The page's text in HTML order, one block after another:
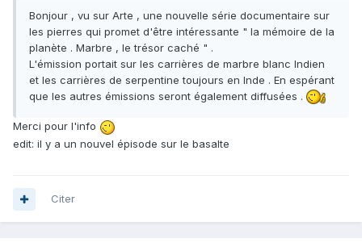
Bonjour , vu sur Arte , une nouvelle série documentaire sur
les pierres qui promet d'être intéressante " la mémoire de la
planète . Marbre , le trésor caché " .
L'émission portait sur les carrières de marbre blanc Indien
et les carrières de serpentine toujours en Inde . En espérant
que les autres émissions seront également diffusées .
Merci pour l'info
edit: il y a un nouvel épisode sur le basalte
Citer